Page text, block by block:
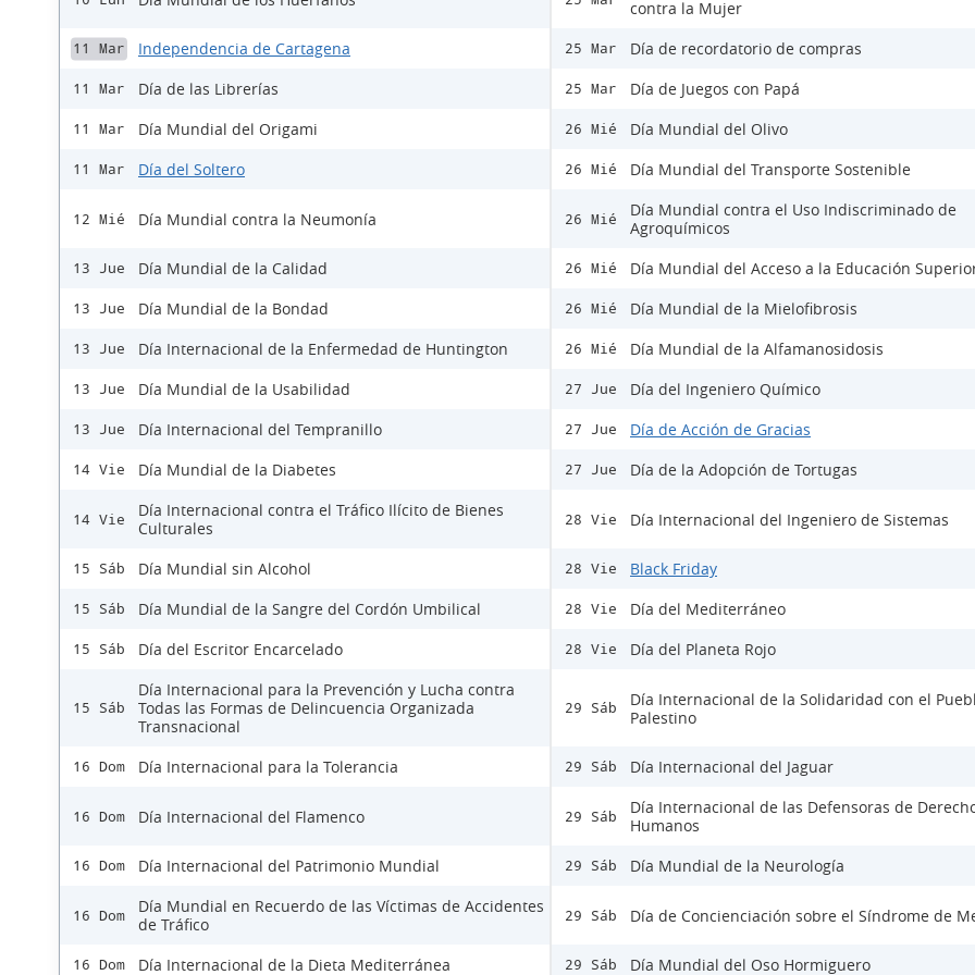
11 Mar Independencia de Cartagena
11 Mar Día de las Librerías
11 Mar Día Mundial del Origami
11 Mar Día del Soltero
12 Mié Día Mundial contra la Neumonía
13 Jue Día Mundial de la Calidad
13 Jue Día Mundial de la Bondad
13 Jue Día Internacional de la Enfermedad de Huntington
13 Jue Día Mundial de la Usabilidad
13 Jue Día Internacional del Tempranillo
14 Vie Día Mundial de la Diabetes
14 Vie
Día Internacional contra el Tráfico Ilícito de Bienes
Culturales
15 Sáb Día Mundial sin Alcohol
15 Sáb Día Mundial de la Sangre del Cordón Umbilical
15 Sáb Día del Escritor Encarcelado
15 Sáb
Día Internacional para la Prevención y Lucha contra
Todas las Formas de Delincuencia Organizada
Transnacional
16 Dom Día Internacional para la Tolerancia
16 Dom Día Internacional del Flamenco
16 Dom Día Internacional del Patrimonio Mundial
16 Dom
Día Mundial en Recuerdo de las Víctimas de Accidentes
de Tráfico
16 Dom Día Internacional de la Dieta Mediterránea
contra la Mujer
25 Mar Día de recordatorio de compras
25 Mar Día de Juegos con Papá
26 Mié Día Mundial del Olivo
26 Mié Día Mundial del Transporte Sostenible
26 Mié
Día Mundial contra el Uso Indiscriminado de
Agroquímicos
26 Mié Día Mundial del Acceso a la Educación
26 Mié Día Mundial de la Mielofibrosis
26 Mié Día Mundial de la Alfamanosidosis
27 Jue Día del Ingeniero Químico
27 Jue Día de Acción de Gracias
27 Jue Día de la Adopción de Tortugas
28 Vie Día Internacional del Ingeniero de Sistemas
28 Vie Black Friday
28 Vie Día del Mediterráneo
28 Vie Día del Planeta Rojo
29 Sáb
Día Internacional de la Solidaridad con el
Palestino
29 Sáb Día Internacional del Jaguar
29 Sáb
Día Internacional de las Defensoras de
Humanos
29 Sáb Día Mundial de la Neurología
29 Sáb Día de Concienciación sobre el Síndrome de
29 Sáb Día Mundial del Oso Hormiguero